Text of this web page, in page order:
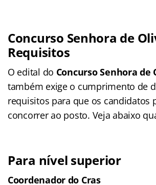
Concurso Senhora de
Requisitos
O edital do Concurso Senhora de
também exige o cumprimento de
requisitos para que os candidatos
concorrer ao posto. Veja abaixo
Para nível superior
Coordenador do Cras